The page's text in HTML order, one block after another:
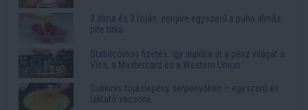
3 alma és 3 tojás: ennyire egyszerű a puha almás
pite titka
Stabilcoinos fizetés: így alakítja át a pénz világát a
Visa, a Mastercard és a Western Union
Cukkinis tojáslepény serpenyőben – egyszerű és
laktató vacsora